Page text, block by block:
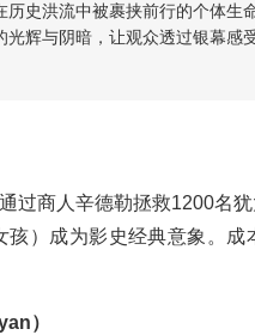
史洪流中被裹挟前行的个体
辉与阴暗，让观众透过银幕
过商人辛德勒拯救1200名
）成为影史经典意象。
）